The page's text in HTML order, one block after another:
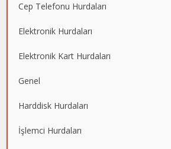
Cep Telefonu Hurdaları
Elektronik Hurdaları
Elektronik Kart Hurdaları
Genel
Harddisk Hurdaları
İşlemci Hurdaları